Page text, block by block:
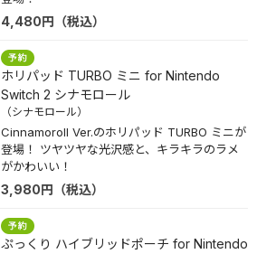
4,480円 （税込）
ホリパッド TURBO ミニ for Nintendo
Switch 2 シナモロール
（シナモロール）
Cinnamoroll Ver.のホリパッド TURBO ミニが
登場！ ツヤツヤな光沢感と、キラキラのラメ
がかわいい！
3,980円 （税込）
ぷっくり ハイブリッドポーチ for Nintendo